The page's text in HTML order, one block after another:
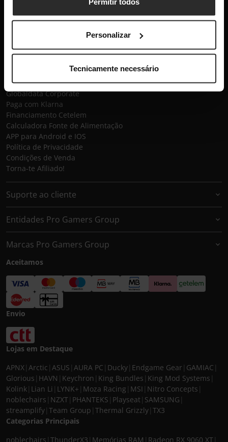
Personalizar
Tecnicamente necessário
Globaldata
Sobre a Globaldata
Recrutamento
Globaldata Corporate
Paga com Klarna
Financiamento Cetelem
Calculadora Fonte de Alimentação
APP para Android e IOS
Política de Privacidade
Condições de Venda
Torna-te Afiliado!
Suporte ao cliente
Entidades Pro Gamers Group
Marcas Pro Gamers Group
Aceitamos
Envio
Lojas em Destaque
APNX Arctic ASUS AURA PC Ducky Endgame Gear GAMIAC
Glorious HAVN Keychron King Bundles King Mod Systems
Kolink Lian Li LYNK+ Moza Racing MSI Nitro Concepts
noblechairs NZXT PHANTEKS Playseat SAMSUNG
streamplify Team Group Thermal Grizzly TX3
Categorias Principais
noblechairs ThunderX3 Memórias RAM Radeon RX 9060 XT